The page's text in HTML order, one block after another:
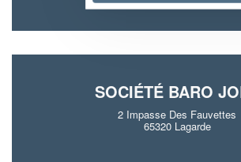
SOCIÉTÉ BARO
2 Impasse Des Fauvettes
65320 Lagarde